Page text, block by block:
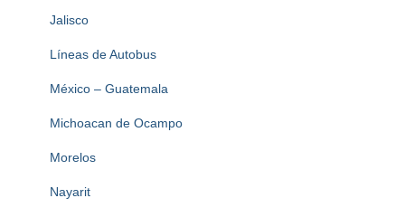
Jalisco
Líneas de Autobus
México – Guatemala
Michoacan de Ocampo
Morelos
Nayarit